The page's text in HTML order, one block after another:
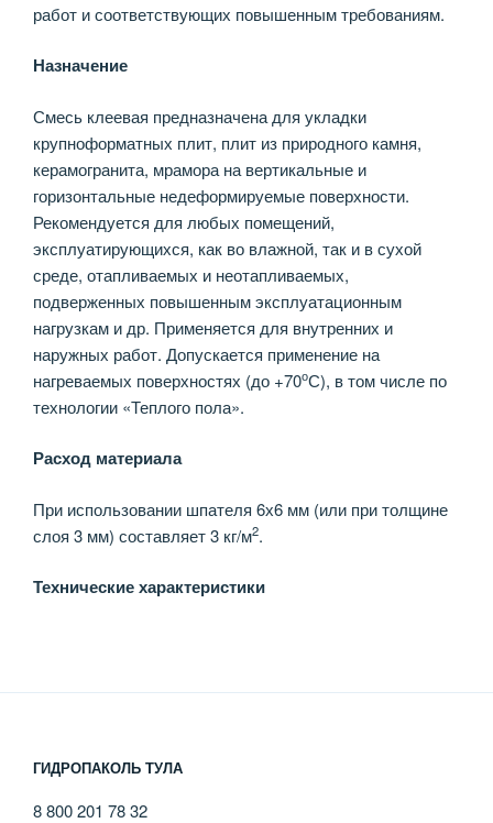
работ и соответствующих повышенным требованиям.
Назначение
Смесь клеевая предназначена для укладки
крупноформатных плит, плит из природного камня,
керамогранита, мрамора на вертикальные и
горизонтальные недеформируемые поверхности.
Рекомендуется для любых помещений,
эксплуатирующихся, как во влажной, так и в сухой
среде, отапливаемых и неотапливаемых,
подверженных повышенным эксплуатационным
нагрузкам и др. Применяется для внутренних и
наружных работ. Допускается применение на
нагреваемых поверхностях (до +70оС), в том числе по
технологии «Теплого пола».
Расход материала
При использовании шпателя 6х6 мм (или при толщине
слоя 3 мм) составляет 3 кг/м2.
Технические характеристики
ГИДРОПАКОЛЬ ТУЛА
8 800 201 78 32